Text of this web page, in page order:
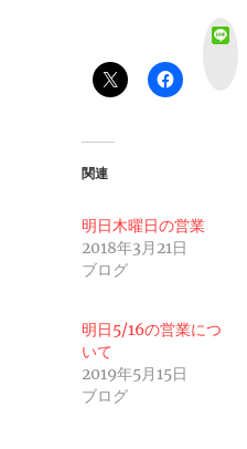
関連
明日木曜日の営業
2018年3月21日
ブログ
明日5/16の営業につ
いて
2019年5月15日
ブログ